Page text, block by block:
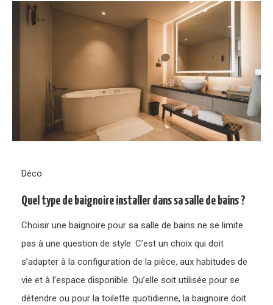
Déco
Quel type de baignoire installer dans sa salle de bains ?
Choisir une baignoire pour sa salle de bains ne se limite
pas à une question de style. C’est un choix qui doit
s’adapter à la configuration de la pièce, aux habitudes de
vie et à l’espace disponible. Qu’elle soit utilisée pour se
détendre ou pour la toilette quotidienne, la baignoire doit